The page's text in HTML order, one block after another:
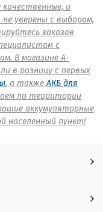
качественные, и
уверены с выбором,
заказав
с
В магазине А-
в розницу с первых
, а такжеАКБ для
по территории
аккумуляторные
населенный пункт!